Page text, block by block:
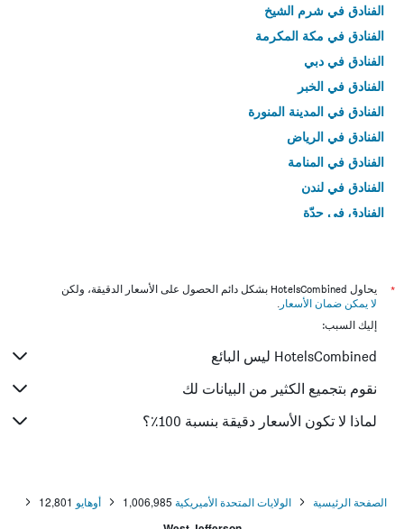
الفنادق في شرم الشيخ
الفنادق في مكة المكرمة
الفنادق في دبي
الفنادق في الخبر
الفنادق في المدينة المنورة
الفنادق في الرياض
الفنادق في المنامة
الفنادق في لندن
الفنادق في جدّة
*
يحاول HotelsCombined بشكل دائم الحصول على الأسعار الدقيقة، ولكن
لا يمكن ضمان الأسعار .
إليك السبب:
HotelsCombined ليس البائع
نقوم بتجميع الكثير من البيانات لك
لماذا لا تكون الأسعار دقيقة بنسبة 100٪؟
الصفحة الرئيسية الولايات المتحدة الأميريكية 1,006,985 أوهايو 12,801